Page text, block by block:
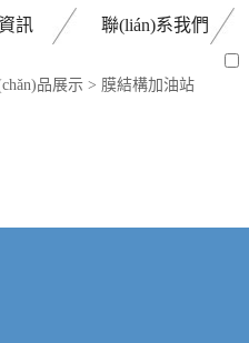
訊 聯(lián)系我們
品展示> 膜結構加油站